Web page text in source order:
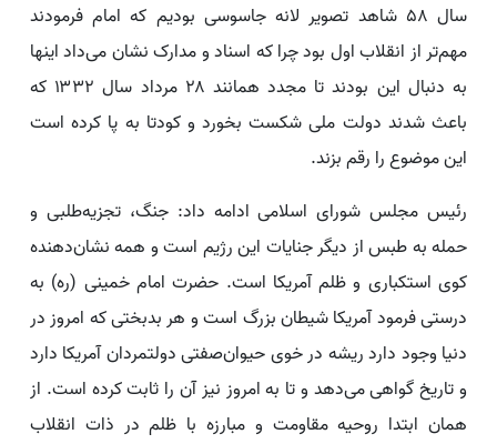
سال ۵۸ شاهد تصویر لانه جاسوسی بودیم که امام فرمودند
مهم‌تر از انقلاب اول بود چرا که اسناد و مدارک نشان می‌داد اینها
به دنبال این بودند تا مجدد همانند ۲۸ مرداد سال ۱۳۳۲ که
باعث شدند دولت ملی شکست بخورد و کودتا به پا کرده است
این موضوع را رقم بزند.
رئیس مجلس شورای اسلامی ادامه داد: جنگ، تجزیه‌طلبی و
حمله به طبس از دیگر جنایات این رژیم است و همه نشان‌دهنده
کوی استکباری و ظلم آمریکا است. حضرت امام خمینی (ره) به
درستی فرمود آمریکا شیطان بزرگ است و هر بدبختی که امروز در
دنیا وجود دارد ریشه در خوی حیوان‌صفتی دولتمردان آمریکا دارد
و تاریخ گواهی می‌دهد و تا به امروز نیز آن را ثابت کرده است. از
همان ابتدا روحیه مقاومت و مبارزه با ظلم در ذات انقلاب